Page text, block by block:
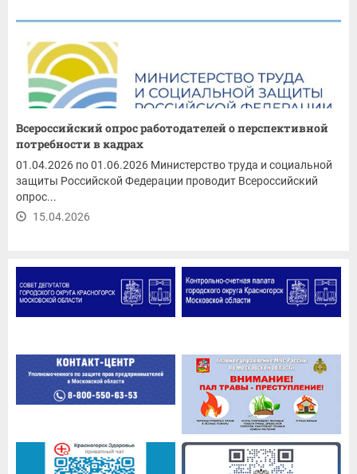
Всероссийский опрос работодателей о перспективной
потребности в кадрах
01.04.2026 по 01.06.2026 Министерство труда и социальной
защиты Российской Федерации проводит Всероссийский
опрос...
15.04.2026